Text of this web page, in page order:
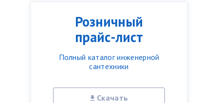
Розничный
прайс-лист
Полный каталог инженерной
сантехники
Скачать